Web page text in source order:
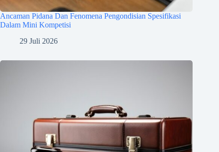
Ancaman Pidana Dan Fenomena Pengondisian Spesifikasi
Dalam Mini Kompetisi
29 Juli 2026